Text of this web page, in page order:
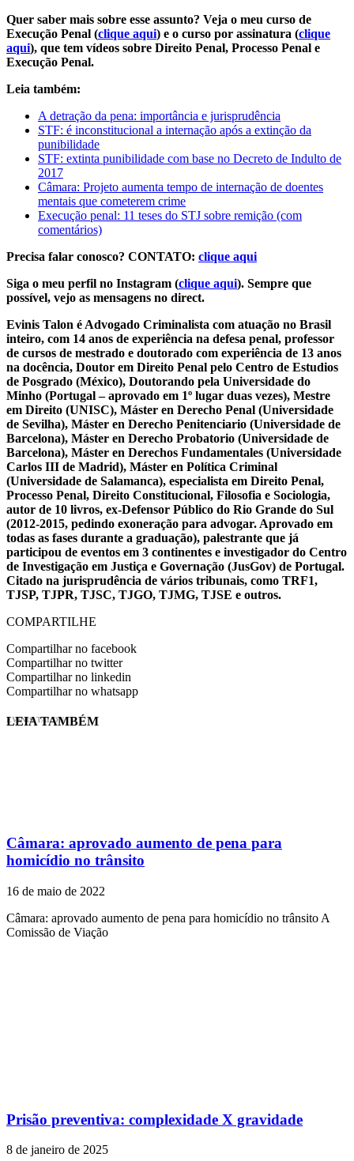
Quer saber mais sobre esse assunto? Veja o meu curso de
Execução Penal (clique aqui) e o curso por assinatura (clique
aqui), que tem vídeos sobre Direito Penal, Processo Penal e
Execução Penal.
Leia também:
A detração da pena: importância e jurisprudência
STF: é inconstitucional a internação após a extinção da
punibilidade
STF: extinta punibilidade com base no Decreto de Indulto de
2017
Câmara: Projeto aumenta tempo de internação de doentes
mentais que cometerem crime
Execução penal: 11 teses do STJ sobre remição (com
comentários)
Precisa falar conosco? CONTATO: clique aqui
Siga o meu perfil no Instagram (clique aqui). Sempre que
possível, vejo as mensagens no direct.
Evinis Talon é Advogado Criminalista com atuação no Brasil
inteiro, com 14 anos de experiência na defesa penal, professor
de cursos de mestrado e doutorado com experiência de 13 anos
na docência, Doutor em Direito Penal pelo Centro de Estudios
de Posgrado (México), Doutorando pela Universidade do
Minho (Portugal – aprovado em 1º lugar duas vezes), Mestre
em Direito (UNISC), Máster en Derecho Penal (Universidade
de Sevilha), Máster en Derecho Penitenciario (Universidade de
Barcelona), Máster en Derecho Probatorio (Universidade de
Barcelona), Máster en Derechos Fundamentales (Universidade
Carlos III de Madrid), Máster en Política Criminal
(Universidade de Salamanca), especialista em Direito Penal,
Processo Penal, Direito Constitucional, Filosofia e Sociologia,
autor de 10 livros, ex-Defensor Público do Rio Grande do Sul
(2012-2015, pedindo exoneração para advogar. Aprovado em
todas as fases durante a graduação), palestrante que já
participou de eventos em 3 continentes e investigador do Centro
de Investigação em Justiça e Governação (JusGov) de Portugal.
Citado na jurisprudência de vários tribunais, como TRF1,
TJSP, TJPR, TJSC, TJGO, TJMG, TJSE e outros.
COMPARTILHE
Compartilhar no facebook
Compartilhar no twitter
Compartilhar no linkedin
Compartilhar no whatsapp
EVINIS TALON
LEIA TAMBÉM
Câmara: aprovado aumento de pena para
homicídio no trânsito
16 de maio de 2022
Câmara: aprovado aumento de pena para homicídio no trânsito A
Comissão de Viação
Prisão preventiva: complexidade X gravidade
8 de janeiro de 2025